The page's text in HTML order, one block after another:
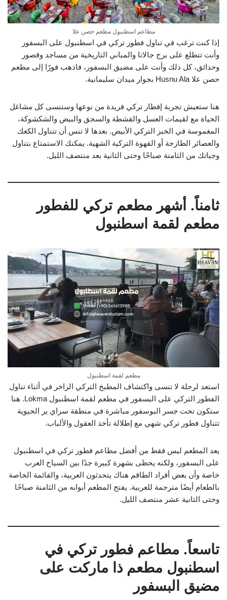
مطاعم اسطنبول مطعم حصن علا
إذا كنت ترغب في تناول فطور تركي في اسطنبول على البسفور
وأنت تتطلع على برج جالاتا والمباني التاريخية من مساجد وقصور
وحدائق، كل ذلك وأنت على مضيق البسفور، فاذهب فورًا إلى مطعم
حصن علا Husnu Ala بجوار ميدان سليمانية.
هنا ستعيش تجربة إفطار تركي فريدة من نوعها وستنسى كل مشاغل
الحياة مع لقيمات العسل والقشطة والسجق والبيض والشكشوكة،
المغموسة في الخبز التركي الأبيض. بعدها لا تنس أن تتناول الكعك
والعصائر الطازجة أو القهوة التركية الشهية. يمكنك الاستمتاع بتناول
وجباتك من الثامنة صباحًا وحتى الثانية بعد منتصف الليل.
ثامناً. أشهر مطعم تركي للفطور
مطعم لقمة اسطنبول
مطعم لقمة اسطنبول
استعد لرحلة لا تنسى واكتشاف المطبخ التركي الزاخر في أثناء تناول
الفطور التركي على البسفور في مطعم لقمة اسطنبول Lokma. هنا
ستكون تحت جسر البوسفور مباشرة في منطقة سراي ير الحيوية
تتناول فطور تركي شهي مع إطلالة تأخذ العقول والألباب.
يعد المطعم ليس فقط من أفضل مطاعم فطور تركي في اسطنبول
على البسفور، ولكنه يحظى بشهرة كبيرة جدًا بين السياح العرب
خاصة وأن بعض أفراد الطاقم هناك يتحدثون العربية، والقائمة الخاصة
بالطعام أيضًا مترجمة للعربية. يفتح المطعم أبوابه من الثامنة صباحًا
وحتى الثانية عشر منتصف الليل.
تاسعاً. مطاعم فطور تركي في
اسطنبول مطعم ذا ماركت على
مضيق البسفور